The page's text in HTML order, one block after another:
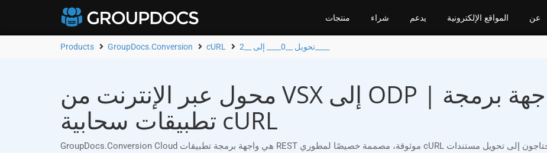
منتجات شراء يدعم المواقع الإلكترونية عن
Products GroupDocs.Conversion cURL
محول عبر الإنترنت من VSX إلى ODP | تطبيق مجاني وواجهة برمجة
تطبيقات سحابية cURL
GroupDocs.Conversion Cloud هي واجهة برمجة تطبيقات REST موثوقة، مصممة خصيصًا لمطوري cURL الذين يحتاجون إلى تحويل مستندات Word (VSX) إلى ODP بسهولة. مع دعمها